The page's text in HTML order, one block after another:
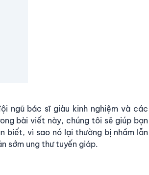
ngũ bác sĩ giàu kinh nghiệm và các
bài viết này, chúng tôi sẽ giúp bạn
biết, vì sao nó lại thường bị nhầm lẫn
sớm ung thư tuyến giáp.